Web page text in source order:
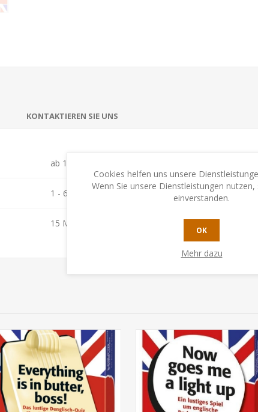
KONTAKTIEREN SIE UNS
ab 12 Jahren
1 - 6
15 Min
Cookies helfen uns unsere
Wenn Sie unsere Dienstleistungen nutzen,
einverstanden.
OK
Mehr dazu